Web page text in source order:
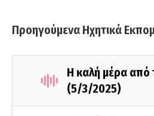
Προηγούμενα Ηχητικά
Η καλή μέρα από
(5/3/2025)